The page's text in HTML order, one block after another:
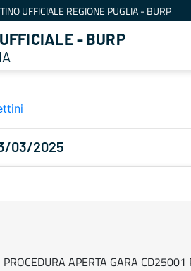
UFFICIALE REGIONE PUGLIA - BURP
- BURP
03/2025
PROCEDURA APERTA GARA CD25001